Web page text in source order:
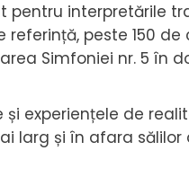
pentru interpretările
referință, peste 150
Simfoniei nr. 5 în
experiențele de
larg și în afara